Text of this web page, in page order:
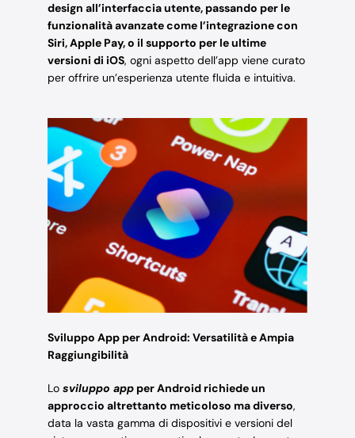
design all’interfaccia utente, passando per le
funzionalità avanzate come l’integrazione con
Siri, Apple Pay, o il supporto per le ultime
versioni di iOS, ogni aspetto dell’app viene curato
per offrire un’esperienza utente fluida e intuitiva.
Sviluppo App per Android: Versatilità e Ampia
Raggiungibilità
Lo sviluppo appper Android richiede un
approccio altrettanto meticoloso ma diverso,
data la vasta gamma di dispositivi e versioni del